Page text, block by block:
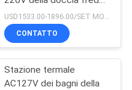
500L
USD1533.00-1896.00/SET MOQ:1SET
CONTATTO
Stazione termale
AC127V dei bagni della